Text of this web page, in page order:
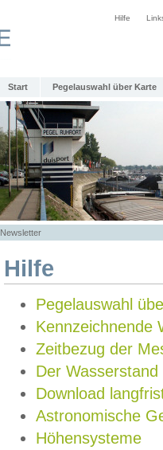
Hilfe
Start Pegelauswahl über Karte
Newsletter
Hilfe
Pegelauswahl
Kennzeichnende
Zeitbezug der
Der Wasserstand
Download
Astronomische
Höhensysteme